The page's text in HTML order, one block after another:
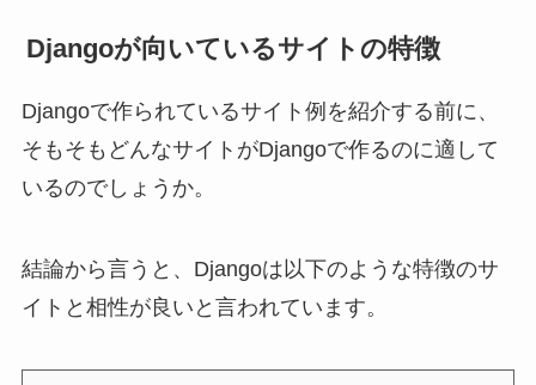
Djangoが向いているサイトの特徴
Djangoで作られているサイト例を紹介する前に、
そもそもどんなサイトがDjangoで作るのに適して
いるのでしょうか。
結論から言うと、Djangoは以下のような特徴のサ
イトと相性が良いと言われています。